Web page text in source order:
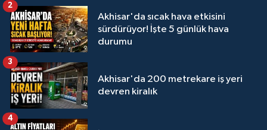
Akhisar'da sıcak hava etkisini
sürdürüyor! İşte 5 günlük hava
durumu
2
Akhisar'da 200 metrekare iş yeri
devren kiralık
3
4